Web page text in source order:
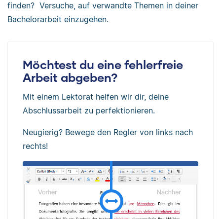
finden? Versuche, auf verwandte Themen in deiner
Bachelorarbeit einzugehen.
Möchtest du eine fehlerfreie
Arbeit abgeben?
Mit einem Lektorat helfen wir dir, deine
Abschlussarbeit zu perfektionieren.
Neugierig? Bewege den Regler von links nach
rechts!